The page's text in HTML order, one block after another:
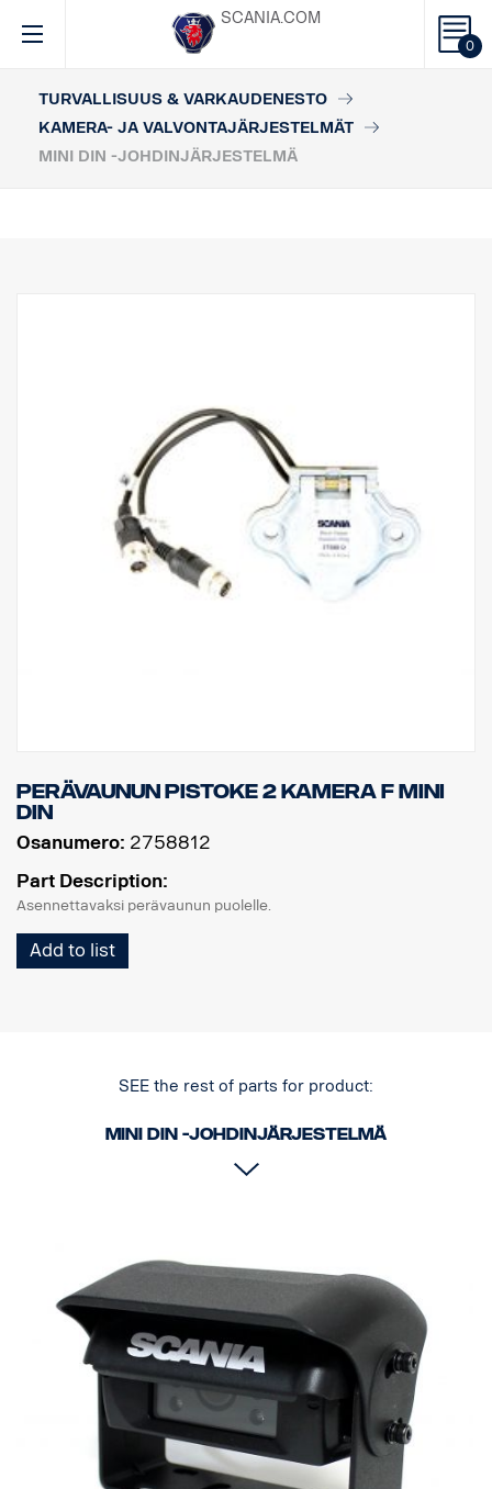
0
SCANIA.COM
TURVALLISUUS & VARKAUDENESTO
KAMERA- JA VALVONTAJÄRJESTELMÄT
MINI DIN -JOHDINJÄRJESTELMÄ
Perävaunun pistoke 2 kamera F MINI
DIN
Osanumero: 2758812
Part Description:
Asennettavaksi perävaunun puolelle.
Add to list
SEE the rest of parts for product:
MINI DIN -johdinjärjestelmä